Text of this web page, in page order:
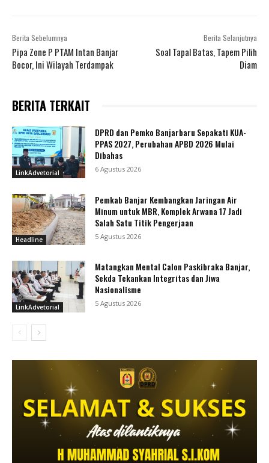
Berita Sebelumnya
Pipa Zone P PTAM Intan Banjar
Bocor, Ini Wilayah Terdampak
Berita Selanjutnya
Soal Tapal Batas, Tapem Pilih
Diam
BERITA TERKAIT
LinkAdvetorial
DPRD dan Pemko Banjarbaru Sepakati KUA-
PPAS 2027, Perubahan APBD 2026 Mulai
Dibahas
6 Agustus 2026
Headline
Pemkab Banjar Kembangkan Jaringan Air
Minum untuk MBR, Komplek Arwana 17 Jadi
Salah Satu Titik Pengerjaan
5 Agustus 2026
LinkAdvetorial
Matangkan Mental Calon Paskibraka Banjar,
Sekda Tekankan Integritas dan Jiwa
Nasionalisme
5 Agustus 2026